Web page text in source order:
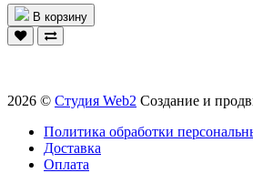
В корзину
2026 © Студия Web2 Создание и
Политика обработки
Доставка
Оплата